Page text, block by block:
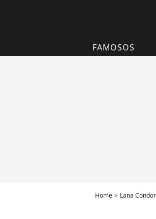
FAMOSOS
Home Lana